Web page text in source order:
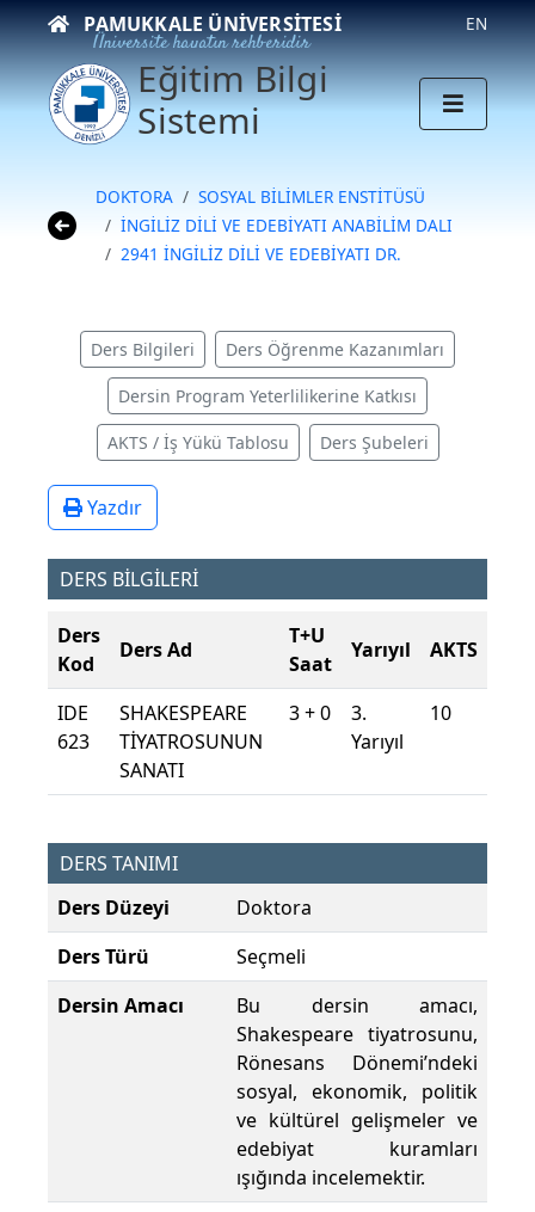
PAMUKKALE ÜNIVERSITESI
Üniversite hayatın rehberidir
EN
Eğitim Bilgi
Sistemi
DOKTORA
SOSYAL BİLİMLER ENSTİTÜSÜ
İNGİLİZ DİLİ VE EDEBİYATI ANABİLİM DALI
2941 İNGİLİZ DİLİ VE EDEBİYATI DR.
Ders Bilgileri Ders Öğrenme Kazanımları
Dersin Program Yeterlilikerine Katkısı
AKTS / İş Yükü Tablosu Ders Şubeleri
Yazdır
DERS BİLGİLERİ
Ders
Kod
Ders Ad
T+U
Saat
Yarıyıl AKTS
IDE
623
SHAKESPEARE
TİYATROSUNUN
SANATI
3 + 0
3.
Yarıyıl
10
DERS TANIMI
Ders Düzeyi
Doktora
Ders Türü
Seçmeli
Dersin Amacı
Bu dersin amacı,
Shakespeare tiyatrosunu,
Rönesans Dönemi’ndeki
sosyal, ekonomik, politik
ve kültürel gelişmeler ve
edebiyat kuramları
ışığında incelemektir.